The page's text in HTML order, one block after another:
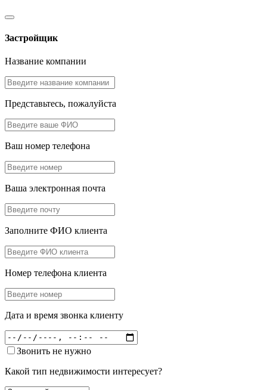
Застройщик
Название компании
Представьтесь, пожалуйста
Ваш номер телефона
Ваша электронная почта
Заполните ФИО клиента
Номер телефона клиента
Дата и время звонка клиенту
Звонить не нужно
Какой тип недвижимости интересует?